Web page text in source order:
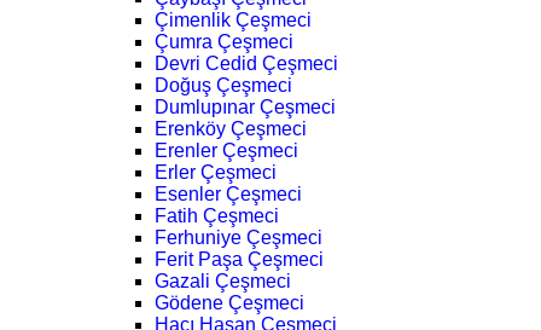
Çimenlik Çeşmeci
Çumra Çeşmeci
Devri Cedid Çeşmeci
Doğuş Çeşmeci
Dumlupınar Çeşmeci
Erenköy Çeşmeci
Erenler Çeşmeci
Erler Çeşmeci
Esenler Çeşmeci
Fatih Çeşmeci
Ferhuniye Çeşmeci
Ferit Paşa Çeşmeci
Gazali Çeşmeci
Gödene Çeşmeci
Hacı Hasan Çeşmeci